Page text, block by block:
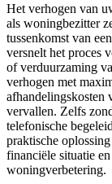
Het verhogen van
als woningbezitter
tussenkomst van
versnelt het proces
of verduurzaming
verhogen met
afhandelingskosten
vervallen. Zelfs
telefonische
praktische
financiële situatie
woningverbetering.